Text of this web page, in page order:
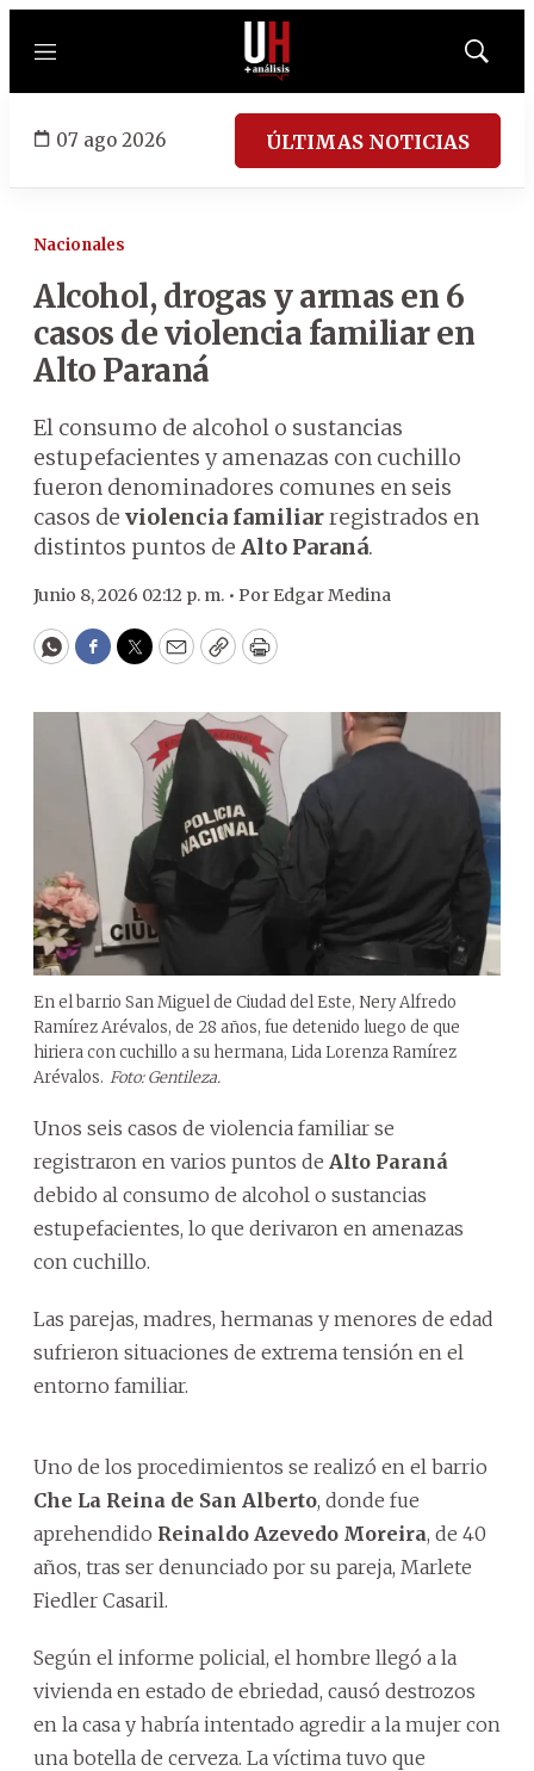
Menú
Mostrar
07 ago 2026 ÚLTIMAS NOTICIAS
Nacionales
Alcohol, drogas y armas en 6
casos de violencia familiar en
Alto Paraná
El consumo de alcohol o sustancias
estupefacientes y amenazas con cuchillo
fueron denominadores comunes en seis
casos de violencia familiarregistrados en
distintos puntos de Alto Paraná.
Junio 8, 2026 02:12 p. m. • Por Edgar Medina
WhatsApp
Facebook
Twitter
EmailCopyPrint
En el barrio San Miguel de Ciudad del Este, Nery Alfredo
Ramírez Arévalos, de 28 años, fue detenido luego de que
hiriera con cuchillo a su hermana, Lida Lorenza Ramírez
Arévalos. Foto: Gentileza.
Unos seis casos de violencia familiar se
registraron en varios puntos de Alto Paraná
debido al consumo de alcohol o sustancias
estupefacientes, lo que derivaron en amenazas
con cuchillo.
Las parejas, madres, hermanas y menores de edad
sufrieron situaciones de extrema tensión en el
entorno familiar.
Uno de los procedimientos se realizó en el barrio
Che La Reina de San Alberto, donde fue
aprehendido Reinaldo Azevedo Moreira, de 40
años, tras ser denunciado por su pareja, Marlete
Fiedler Casaril.
Según el informe policial, el hombre llegó a la
vivienda en estado de ebriedad, causó destrozos
en la casa y habría intentado agredir a la mujer con
una botella de cerveza. La víctima tuvo que